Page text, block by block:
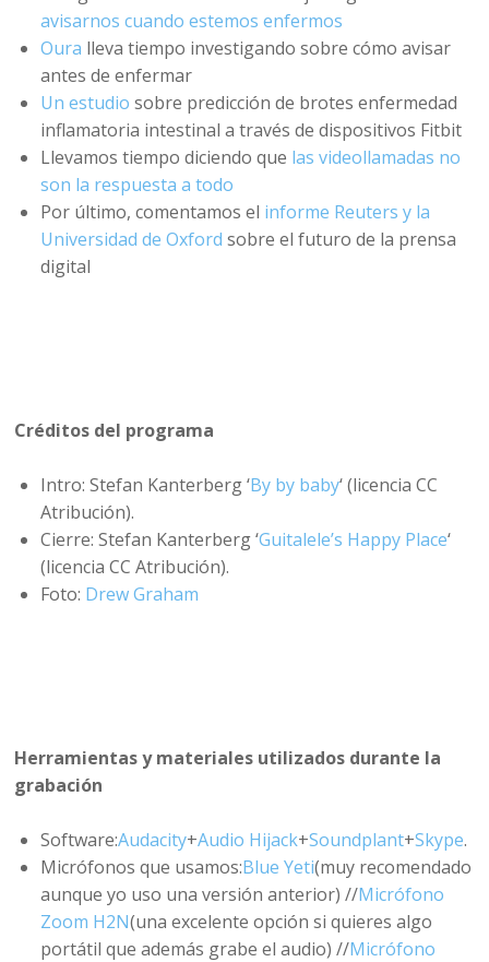
avisarnos cuando estemos enfermos
Oura lleva tiempo investigando sobre cómo avisar
antes de enfermar
Un estudiosobre predicción de brotes enfermedad
inflamatoria intestinal a través de dispositivos Fitbit
Llevamos tiempo diciendo que las videollamadas no
son la respuesta a todo
Por último, comentamos el informe Reuters y la
Universidad de Oxford sobre el futuro de la prensa
digital
Créditos del programa
Intro: Stefan Kanterberg ‘By by baby‘ (licencia CC
Atribución).
Cierre: Stefan Kanterberg ‘Guitalele’s Happy Place‘
(licencia CC Atribución).
Foto: Drew Graham
Herramientas y materiales utilizados durante la
grabación
Software:Audacity+Audio Hijack+Soundplant+Skype.
Micrófonos que usamos:Blue Yeti(muy recomendado
aunque yo uso una versión anterior) //Micrófono
Zoom H2N(una excelente opción si quieres algo
portátil que además grabe el audio) //Micrófono